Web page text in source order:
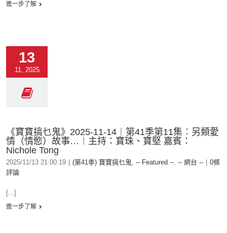
進一步了解
13
11, 2025
《寶寶搞乜鬼》2025-11-14︱第41季第11集︰另類愛
情（情慾）故事…︱主持：寶珠、寶堅 嘉賓：
Nichole Tong
2025/11/13 21:00:19 (第41季) 寶寶搞乜鬼, -- Featured --, -- 網台 --
0條
評論
[...]
進一步了解